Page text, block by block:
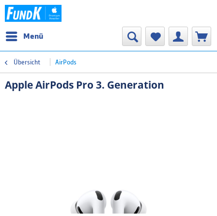
Menü
Übersicht AirPods
Apple AirPods Pro 3. Generation